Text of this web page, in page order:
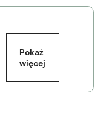
Pokaż
więcej